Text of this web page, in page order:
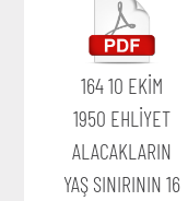
164 10 EKİM
1950 EHLİYET
ALACAKLARIN
YAŞ SINIRININ 16